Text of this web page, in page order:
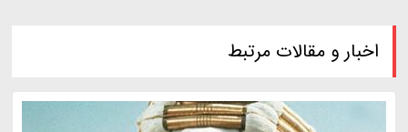
اخبار و مقالات مرتبط